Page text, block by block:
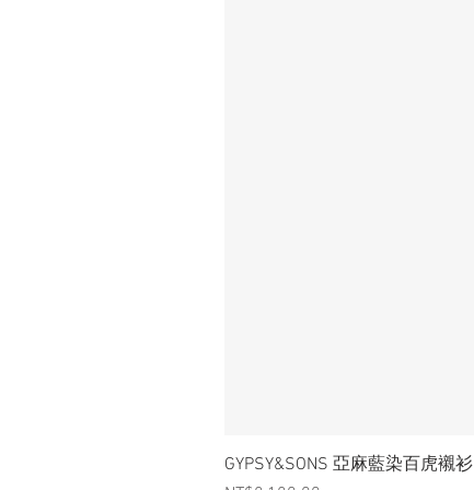
GYPSY&SONS 亞麻藍染百虎襯衫